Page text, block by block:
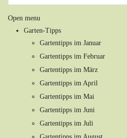
Open menu
Garten-Tipps
Gartentipps im Januar
Gartentipps im Februar
Gartentipps im März
Gartentipps im April
Gartentipps im Mai
Gartentipps im Juni
Gartentipps im Juli